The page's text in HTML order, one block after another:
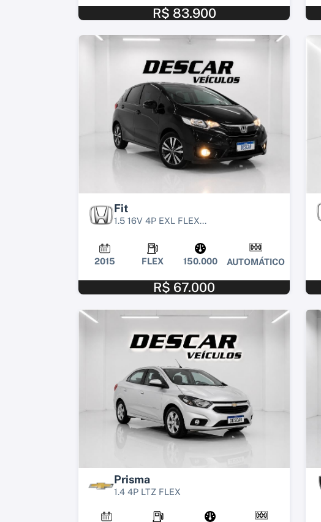
R$ 83.900
Fit
1.5 16V 4P EXL FLEX...
2015 FLEX 150.000 AUTOMÁTICO
R$ 67.000
Prisma
1.4 4P LTZ FLEX